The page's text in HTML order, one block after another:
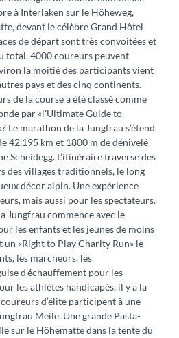
à Interlaken sur le Höheweg,
devant le célèbre Grand Hôtel
de départ sont très convoitées et
total, 4000 coureurs peuvent
la moitié des participants vient
pays et des cinq continents.
de la course a été classé comme
par «l'Ultimate Guide to
Le marathon de la Jungfrau s’étend
42,195 km et 1800 m de dénivelé
Scheidegg. L’itinéraire traverse des
des villages traditionnels, le long
décor alpin. Une expérience
mais aussi pour les spectateurs.
Jungfrau commence avec le
les enfants et les jeunes de moins
un «Right to Play Charity Run» le
les marcheurs, les
d’échauffement pour les
les athlètes handicapés, il y a la
d’élite participent à une
Meile. Une grande Pasta-
sur le Höhematte dans la tente du